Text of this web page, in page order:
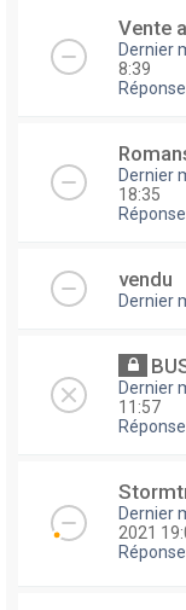
Vente
Dernier
8:39
Dernier
18:35
vendu
Dernier
Dernier
11:57
Dernier
2021